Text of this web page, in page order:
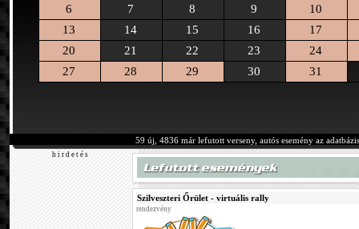
6
7 8 9
10
13
14 15 16
17
20
21 22 23
24
27
28 29 30 31
59 új, 4836 már lefutott verseny, autós esemény az
h i r d e t é s
Szilveszteri Őrület - virtuális rally
rendezvény